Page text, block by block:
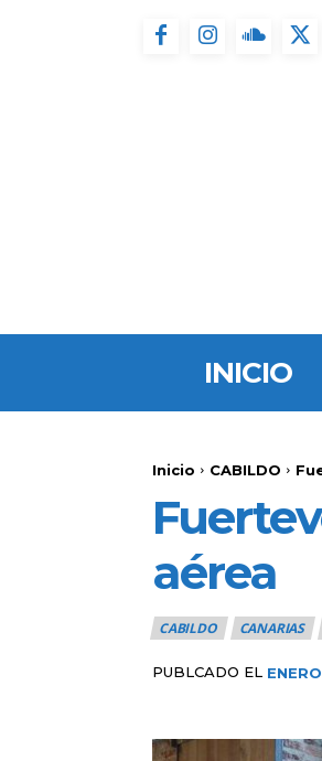
INICIO
Inicio CABILDO
aérea
CABILDO CANARIAS
PUBLCADO EL